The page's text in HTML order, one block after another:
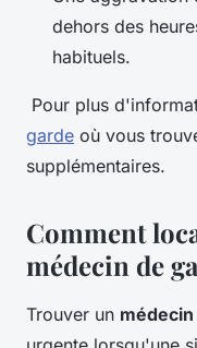
dehors des
habituels.
Pour plus
garde où vous
supplémentaires.
Comment
médecin de
Trouver un